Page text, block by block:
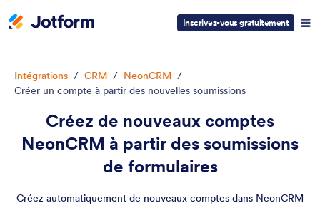
Inscrivez-vous gratuitement
Intégrations / CRM / NeonCRM /
Créer un compte à partir des nouvelles soumissions
Créez de nouveaux comptes
NeonCRM à partir des soumissions
de formulaires
Créez automatiquement de nouveaux comptes dans NeonCRM